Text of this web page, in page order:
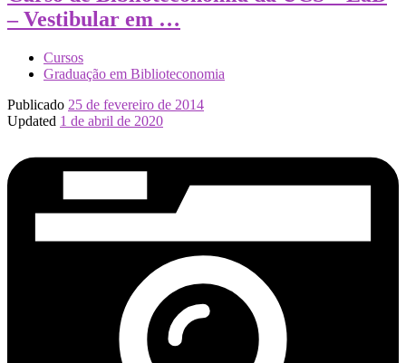
– Vestibular em …
Cursos
Graduação em Biblioteconomia
Publicado 25 de fevereiro de 2014
Updated 1 de abril de 2020